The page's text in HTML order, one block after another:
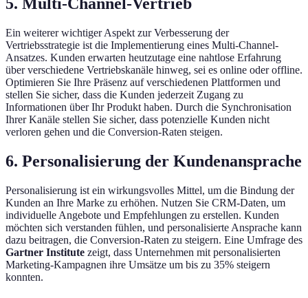
Ein weiterer wichtiger Aspekt zur Verbesserung der
Vertriebsstrategie ist die Implementierung eines Multi-Channel-
Ansatzes. Kunden erwarten heutzutage eine nahtlose Erfahrung
über verschiedene Vertriebskanäle hinweg, sei es online oder offline.
Optimieren Sie Ihre Präsenz auf verschiedenen Plattformen und
stellen Sie sicher, dass die Kunden jederzeit Zugang zu
Informationen über Ihr Produkt haben. Durch die Synchronisation
Ihrer Kanäle stellen Sie sicher, dass potenzielle Kunden nicht
verloren gehen und die Conversion-Raten steigen.
6. Personalisierung der Kundenansprache
Personalisierung ist ein wirkungsvolles Mittel, um die Bindung der
Kunden an Ihre Marke zu erhöhen. Nutzen Sie CRM-Daten, um
individuelle Angebote und Empfehlungen zu erstellen. Kunden
möchten sich verstanden fühlen, und personalisierte Ansprache kann
dazu beitragen, die Conversion-Raten zu steigern. Eine Umfrage des
Gartner Institute zeigt, dass Unternehmen mit personalisierten
Marketing-Kampagnen ihre Umsätze um bis zu 35% steigern
konnten.